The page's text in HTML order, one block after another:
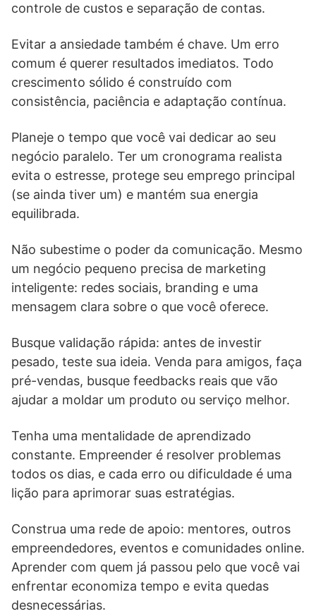
controle de custos e separação de contas.
Evitar a ansiedade também é chave. Um erro
comum é querer resultados imediatos. Todo
crescimento sólido é construído com
consistência, paciência e adaptação contínua.
Planeje o tempo que você vai dedicar ao seu
negócio paralelo. Ter um cronograma realista
evita o estresse, protege seu emprego principal
(se ainda tiver um) e mantém sua energia
equilibrada.
Não subestime o poder da comunicação. Mesmo
um negócio pequeno precisa de marketing
inteligente: redes sociais, branding e uma
mensagem clara sobre o que você oferece.
Busque validação rápida: antes de investir
pesado, teste sua ideia. Venda para amigos, faça
pré-vendas, busque feedbacks reais que vão
ajudar a moldar um produto ou serviço melhor.
Tenha uma mentalidade de aprendizado
constante. Empreender é resolver problemas
todos os dias, e cada erro ou dificuldade é uma
lição para aprimorar suas estratégias.
Construa uma rede de apoio: mentores, outros
empreendedores, eventos e comunidades online.
Aprender com quem já passou pelo que você vai
enfrentar economiza tempo e evita quedas
desnecessárias.